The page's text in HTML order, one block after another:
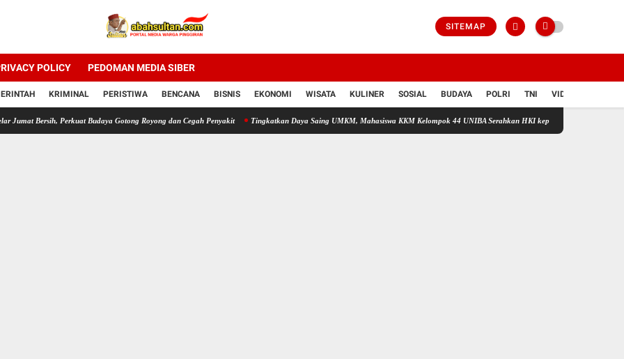
SITEMAP
POLICY PEDOMAN MEDIA SIBER
KRIMINAL PERISTIWA BENCANA BISNIS EKONOMI WISATA KULINER SOSIAL BUDAYA POLRI TNI VIDIO
Perkuat Budaya Gotong Royong dan Cegah Penyakit Tingkatkan Daya Saing UMKM, Mahasiswa KKM Kelompok 44 UNIBA Serahkan HKI kepada UMKM Kreatif TAPAI di